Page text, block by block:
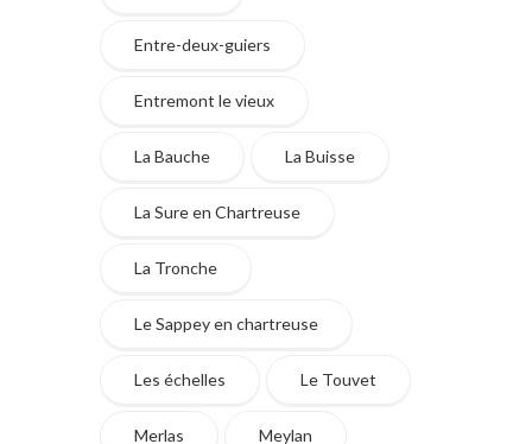
Entre-deux-guiers
Entremont le vieux
La Bauche La Buisse
La Sure en Chartreuse
La Tronche
Le Sappey en chartreuse
Les échelles Le Touvet
Merlas Meylan